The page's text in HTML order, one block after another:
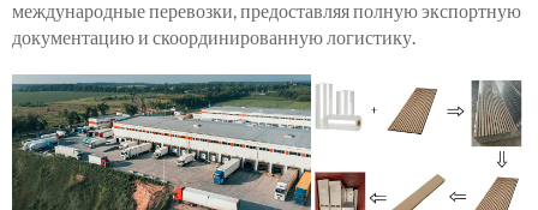
международные перевозки, предоставляя полную экспортную
документацию и скоординированную логистику.